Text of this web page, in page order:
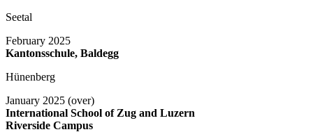
Seetal
February 2025
Kantonsschule, Baldegg
Hünenberg
January 2025 (over)
International School of Zug and Luzern
Riverside Campus